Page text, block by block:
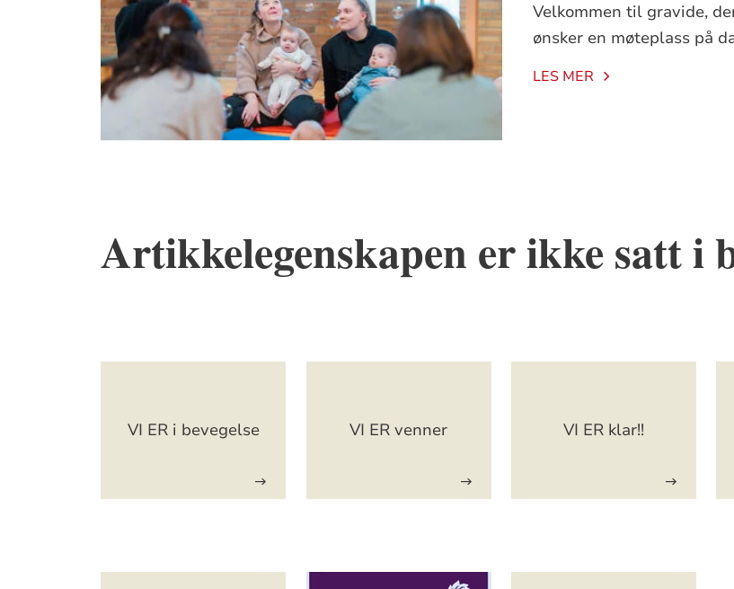
Velkommen til gravide,
ønsker en møteplass på
LES MER
Artikkelegenskapen er ikke satt i
VI ER i bevegelse VI ER venner VI ER klar!!